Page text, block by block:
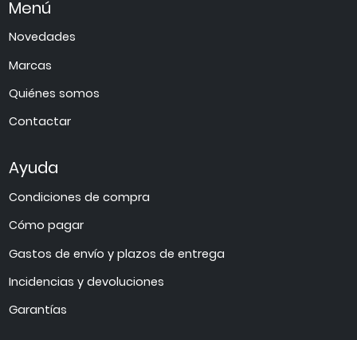
Menú
Novedades
Marcas
Quiénes somos
Contactar
Ayuda
Condiciones de compra
Cómo pagar
Gastos de envío y plazos de entrega
Incidencias y devoluciones
Garantías